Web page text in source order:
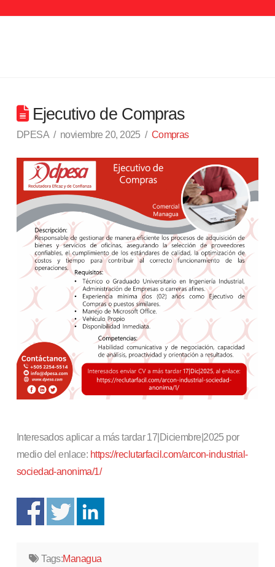
Ejecutivo de Compras
DPESA noviembre 20, 2025 Compras
Interesados aplicar a más tardar 17|Diciembre|2025 por
medio del enlace: https://reclutarfacil.com/arcon-industrial-
sociedad-anonima/1/
Tags:Managua